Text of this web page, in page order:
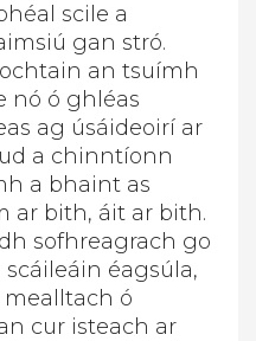
scile a
gan stró.
an tsuímh
nó ó ghléas
ag úsáideoirí ar
a chinntíonn
a bhaint as
ar bith, áit ar bith.
sofhreagrach go
éagsúla,
ó
cur isteach ar